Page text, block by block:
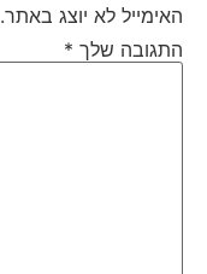
האימייל לא יוצג באתר.
התגובה שלך *